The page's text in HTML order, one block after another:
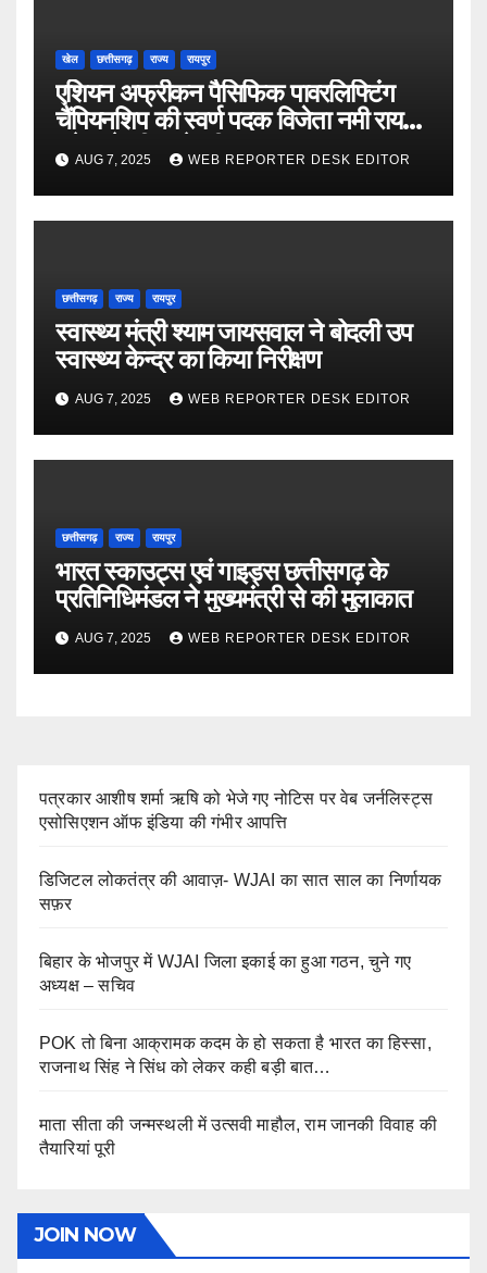
खेल छत्तीसगढ़ राज्य रायपुर
एशियन अफ्रीकन पैसिफिक पावरलिफ्टिंग
चैंपियनशिप की स्वर्ण पदक विजेता नमी राय
पारेख ने सीएम से की मुलाकात
AUG 7, 2025 WEB REPORTER DESK EDITOR
छत्तीसगढ़ राज्य रायपुर
स्वास्थ्य मंत्री श्याम जायसवाल ने बोदली उप
स्वास्थ्य केन्द्र का किया निरीक्षण
AUG 7, 2025 WEB REPORTER DESK EDITOR
छत्तीसगढ़ राज्य रायपुर
भारत स्काउट्स एवं गाइड्स छत्तीसगढ़ के
प्रतिनिधिमंडल ने मुख्यमंत्री से की मुलाकात
AUG 7, 2025 WEB REPORTER DESK EDITOR
पत्रकार आशीष शर्मा ऋषि को भेजे गए नोटिस पर वेब जर्नलिस्ट्स
एसोसिएशन ऑफ इंडिया की गंभीर आपत्ति
डिजिटल लोकतंत्र की आवाज़- WJAI का सात साल का निर्णायक
सफ़र
बिहार के भोजपुर में WJAI जिला इकाई का हुआ गठन, चुने गए
अध्यक्ष – सचिव
POK तो बिना आक्रामक कदम के हो सकता है भारत का हिस्सा,
राजनाथ सिंह ने सिंध को लेकर कही बड़ी बात…
माता सीता की जन्मस्थली में उत्सवी माहौल, राम जानकी विवाह की
तैयारियां पूरी
JOIN NOW